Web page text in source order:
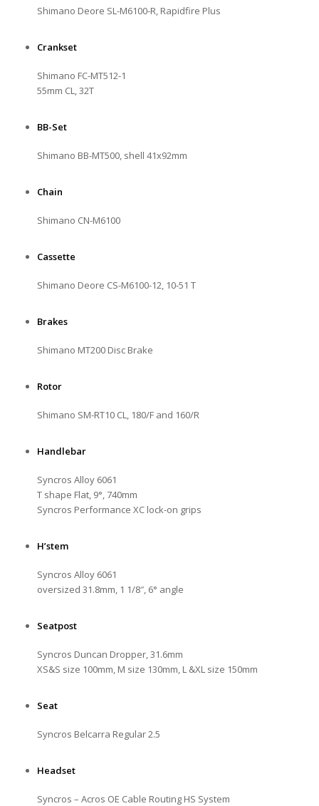
Shimano Deore SL-M6100-R, Rapidfire Plus
Crankset
Shimano FC-MT512-1
55mm CL, 32T
BB-Set
Shimano BB-MT500, shell 41x92mm
Chain
Shimano CN-M6100
Cassette
Shimano Deore CS-M6100-12, 10-51 T
Brakes
Shimano MT200 Disc Brake
Rotor
Shimano SM-RT10 CL, 180/F and 160/R
Handlebar
Syncros Alloy 6061
T shape Flat, 9°, 740mm
Syncros Performance XC lock-on grips
H’stem
Syncros Alloy 6061
oversized 31.8mm, 1 1/8″, 6° angle
Seatpost
Syncros Duncan Dropper, 31.6mm
XS&S size 100mm, M size 130mm, L &XL size 150mm
Seat
Syncros Belcarra Regular 2.5
Headset
Syncros – Acros OE Cable Routing HS System